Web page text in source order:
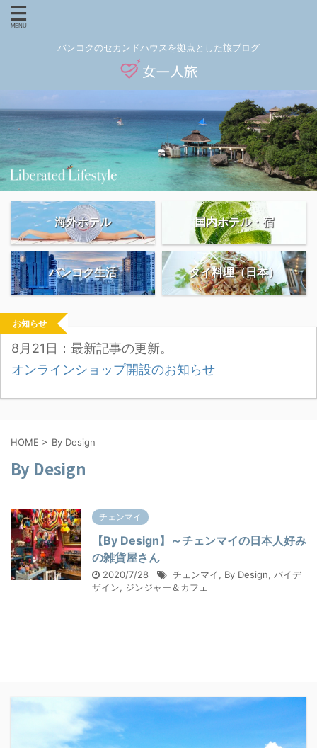
バンコクのセカンドハウスを拠点とした旅ブログ
海外ホテル 国内ホテル・宿
バンコク生活 タイ料理（日本）
お知らせ
8月21日：最新記事の更新。
オンラインショップ開設のお知らせ
HOME > By Design
By Design
チェンマイ
【By Design】～チェンマイの日本人好み
の雑貨屋さん
2020/7/28 チェンマイ, By Design, バイデ
ザイン, ジンジャー＆カフェ